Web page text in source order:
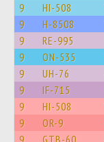
9 HI-508
9 H-8508
9 RE-995
9 ON-535
9 UH-76
9 IF-715
9 HI-508
9 OR-9
9 GTB-60